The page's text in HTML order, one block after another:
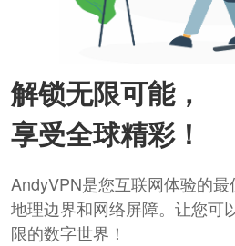
解锁无限可能，
享受全球精彩！
AndyVPN是您互联网体验的
地理边界和网络屏障。让您可
限的数字世界！